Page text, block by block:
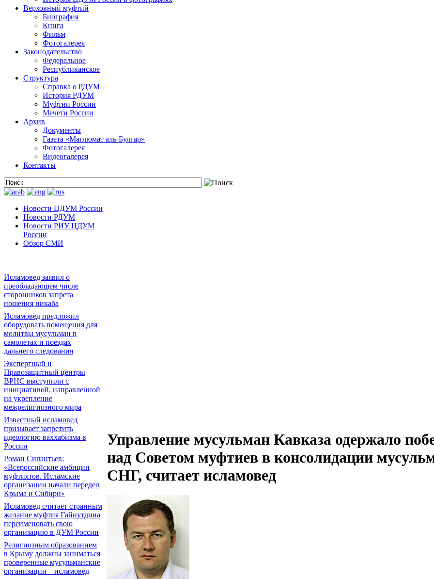
Верховный муфтий
Биография
Книга
Фильм
Фотогалерея
Законодательство
Федеральное
Республиканское
Структура
Справка о РДУМ
История РДУМ
Муфтии России
Мечети России
Архив
Документы
Газета «Маглюмат аль-Булгар»
Фотогалерея
Видеогалерея
Контакты
Новости ЦДУМ России
Новости РДУМ
Новости РИУ ЦДУМ
России
Обзор СМИ
Исламовед заявил о
преобладающем числе
сторонников запрета
ношения никаба
Исламовед предложил
оборудовать помещения для
молитвы мусульман в
самолетах и поездах
дальнего следования
Экспертный и
Правозащитный центры
ВРНС выступили с
инициативой, направленной
на укрепление
межрелигиозного мира
Известный исламовед
призывает запретить
идеологию ваххабизма в
России
Роман Силантьев:
«Всероссийские амбиции
муфтиятов. Исламские
организации начали передел
Крыма и Сибири»
Исламовед считает странным
желание муфтия Гайнутдина
переименовать свою
организацию в ДУМ России
Религиозным образованием
в Крыму должны заниматься
проверенные мусульманские
организации – исламовед
Управление мусульман Кавказа одержало
над Советом муфтиев в консолидации
СНГ, считает исламовед